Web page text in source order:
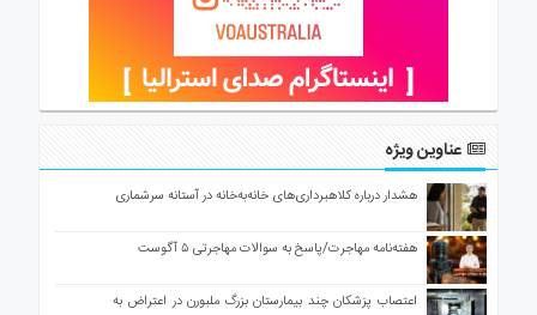
عناوین ویژه
هشدار درباره کلاهبرداری‌های خانه‌به‌خانه در آستانه سرشماری
هفته‌نامه مهاجرت/پاسخ به سوالات مهاجرتی ۵ آگوست
اعتصاب پزشکان چند بیمارستان بزرگ ملبورن در اعتراض به